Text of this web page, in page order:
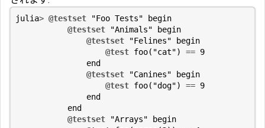
julia> @testset "Foo Tests"
begin
@testset
"Animals"
begin
@testset
"Felines"
begin
@test foo( "cat") == 9
end
@testset
"Canines"
begin
@test foo( "dog") == 9
end
end
@testset
"Arrays"
begin